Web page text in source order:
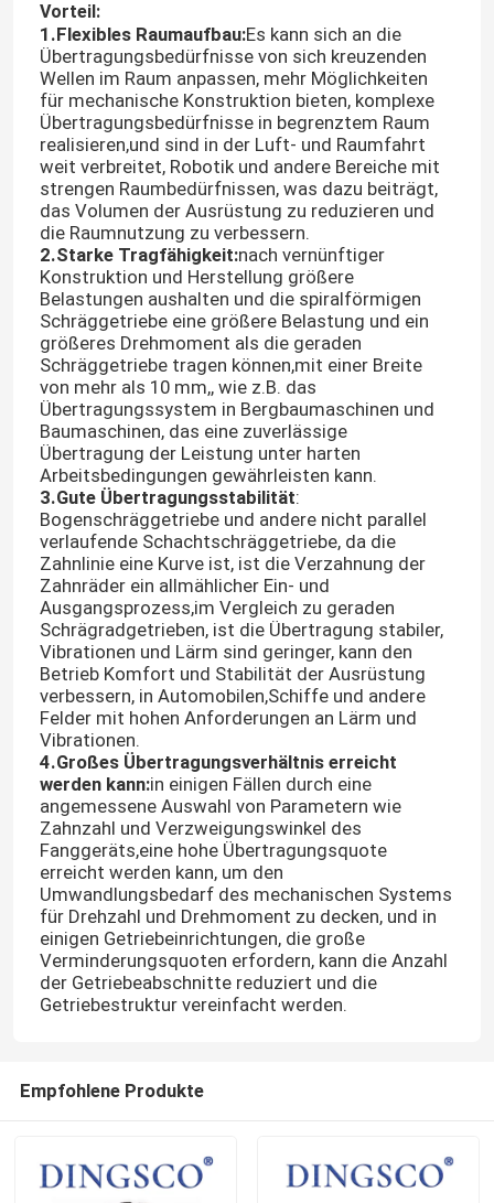
Zu Hause
Produkte
Vorteil:
1.Flexibles Raumaufbau:Es kann sich an die
Übertragungsbedürfnisse von sich kreuzenden
Wellen im Raum anpassen, mehr Möglichkeiten
für mechanische Konstruktion bieten, komplexe
Übertragungsbedürfnisse in begrenztem Raum
realisieren,und sind in der Luft- und Raumfahrt
weit verbreitet, Robotik und andere Bereiche mit
strengen Raumbedürfnissen, was dazu beiträgt,
das Volumen der Ausrüstung zu reduzieren und
die Raumnutzung zu verbessern.
2.Starke Tragfähigkeit:nach vernünftiger
Konstruktion und Herstellung größere
Belastungen aushalten und die spiralförmigen
Schräggetriebe eine größere Belastung und ein
größeres Drehmoment als die geraden
Schräggetriebe tragen können,mit einer Breite
von mehr als 10 mm,, wie z.B. das
Übertragungssystem in Bergbaumaschinen und
Baumaschinen, das eine zuverlässige
Übertragung der Leistung unter harten
Arbeitsbedingungen gewährleisten kann.
3.Gute Übertragungsstabilität:
Bogenschräggetriebe und andere nicht parallel
verlaufende Schachtschräggetriebe, da die
Zahnlinie eine Kurve ist, ist die Verzahnung der
Zahnräder ein allmählicher Ein- und
Ausgangsprozess,im Vergleich zu geraden
Schrägradgetrieben, ist die Übertragung stabiler,
Vibrationen und Lärm sind geringer, kann den
Betrieb Komfort und Stabilität der Ausrüstung
verbessern, in Automobilen,Schiffe und andere
Felder mit hohen Anforderungen an Lärm und
Vibrationen.
4.Großes Übertragungsverhältnis erreicht
werden kann:in einigen Fällen durch eine
angemessene Auswahl von Parametern wie
Zahnzahl und Verzweigungswinkel des
Fanggeräts,eine hohe Übertragungsquote
erreicht werden kann, um den
Umwandlungsbedarf des mechanischen Systems
für Drehzahl und Drehmoment zu decken, und in
einigen Getriebeinrichtungen, die große
Verminderungsquoten erfordern, kann die Anzahl
der Getriebeabschnitte reduziert und die
Getriebestruktur vereinfacht werden.
Empfohlene Produkte